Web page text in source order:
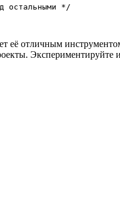
остальными */
отличным